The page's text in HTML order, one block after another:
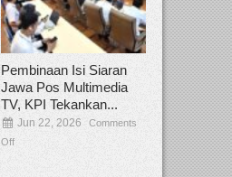
Pembinaan Isi Siaran
Jawa Pos Multimedia
TV, KPI Tekankan...
Jun 22, 2026
Comments
Off